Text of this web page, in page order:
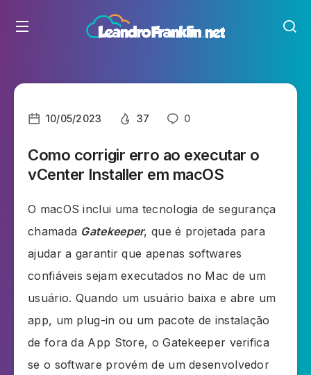
10/05/2023 37 0
Como corrigir erro ao executar o
vCenter Installer em macOS
O macOS inclui uma tecnologia de segurança
chamada Gatekeeper, que é projetada para
ajudar a garantir que apenas softwares
confiáveis sejam executados no Mac de um
usuário. Quando um usuário baixa e abre um
app, um plug-in ou um pacote de instalação
de fora da App Store, o Gatekeeper verifica
se o software provém de um desenvolvedor